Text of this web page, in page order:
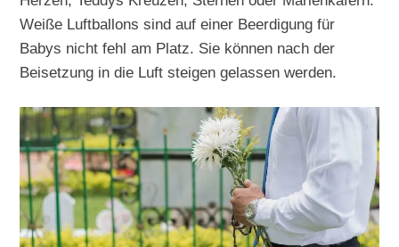
Weiße Luftballons sind auf einer Beerdigung für
Babys nicht fehl am Platz. Sie können nach der
Beisetzung in die Luft steigen gelassen werden.